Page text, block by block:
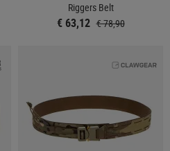
Riggers Belt
€ 63,12 € 78,90